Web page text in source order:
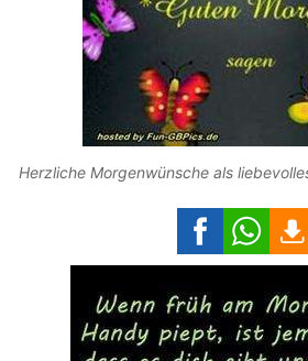
Herzliche Morgenwünsche als